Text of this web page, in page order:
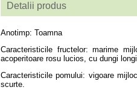
Detalii produs
Anotimp: Toamna
Caracteristicile fructelor: marime
acoperitoare rosu lucios, cu dungi
Caracteristicile pomului: vigoare
scurte.